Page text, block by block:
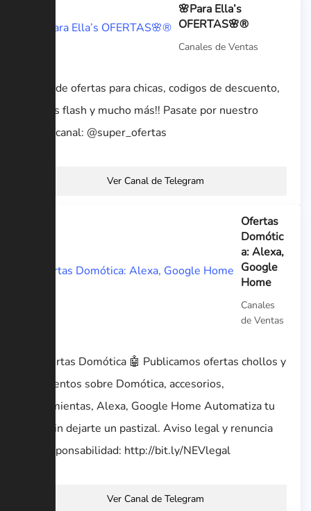
🌸Para Ella’s
OFERTAS🌸®
Canales de Ventas
Canal de ofertas para chicas, codigos de descuento,
ofertas flash y mucho más!! Pasate por nuestro
super canal: @super_ofertas
Ver Canal de Telegram
Ofertas
Domótic
a: Alexa,
Google
Home
Canales
de Ventas
🤖 Ofertas Domótica 🤖 Publicamos ofertas chollos y
descuentos sobre Domótica, accesorios,
herramientas, Alexa, Google Home Automatiza tu
casa sin dejarte un pastizal. Aviso legal y renuncia
de responsabilidad: http://bit.ly/NEVlegal
Ver Canal de Telegram